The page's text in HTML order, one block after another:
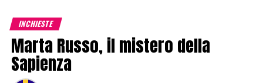
INCHIESTE
Marta Russo, il mistero della
Sapienza